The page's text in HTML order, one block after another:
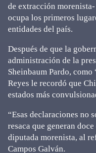
de extracción
ocupa los primeros
entidades del país.
Después de que la
administración de la
Sheinbaum Pardo,
Reyes le recordó que
estados más
“Esas declaraciones no
resaca que generan
diputada morenista, al
Campos Galván.